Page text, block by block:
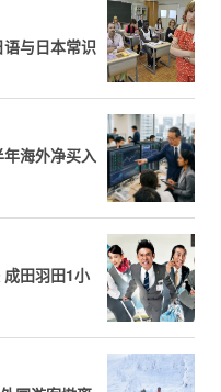
与日本常识
海外净买入
田羽田1小